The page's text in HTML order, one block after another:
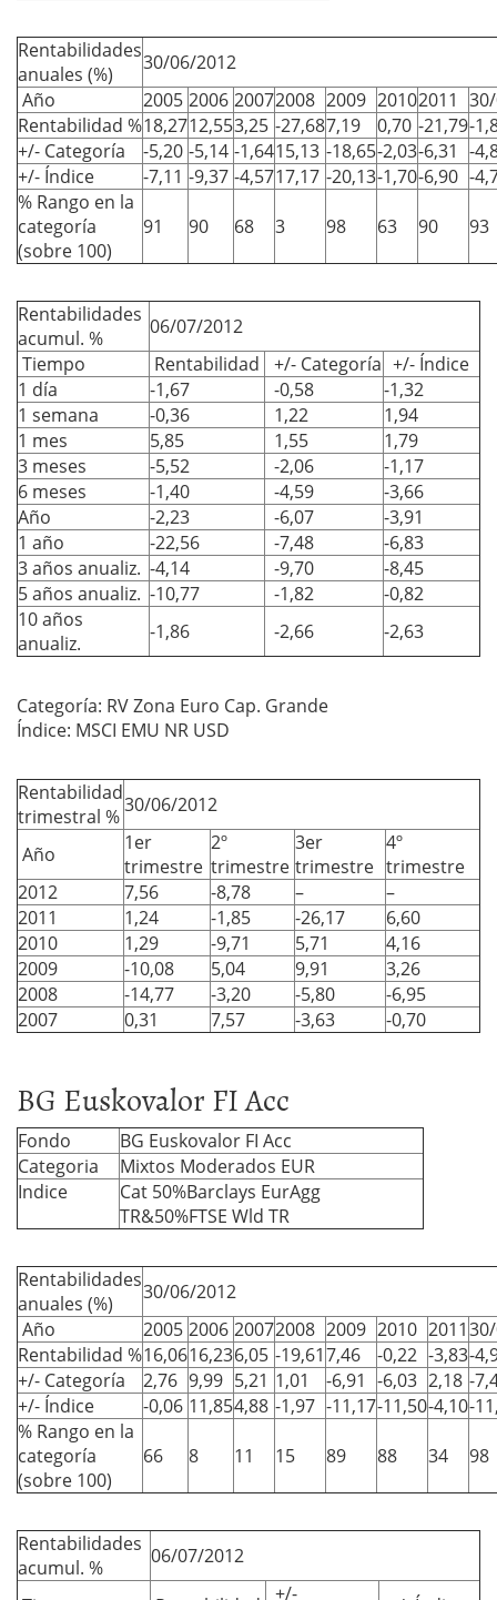
Rentabilidades
anuales (%)
30/06/2012
Año
2005 2006 20072008 2009 20102011
Rentabilidad %18,2712,553,25 -27,687,19 0,70 -21,79-
+/- Categoría
-5,20 -5,14 -1,6415,13 -18,65-2,03-6,31 -
+/- Índice
-7,11 -9,37 -4,5717,17 -20,13-1,70-6,90 -
% Rango en la
categoría
(sobre 100)
91 90 68 3 98 63 90 93
Rentabilidades
acumul. %
06/07/2012
Tiempo
Rentabilidad +/- Categoría +/- Índice
1 día
-1,67 -0,58
-1,32
1 semana
-0,36 1,22
1,94
1 mes
5,85 1,55
1,79
3 meses
-5,52 -2,06
-1,17
6 meses
-1,40 -4,59
-3,66
Año
-2,23 -6,07
-3,91
1 año
-22,56 -7,48
-6,83
3 años anualiz. -4,14 -9,70
-8,45
5 años anualiz. -10,77 -1,82
-0,82
10 años
anualiz.
-1,86 -2,66 -2,63
Categoría: RV Zona Euro Cap. Grande
Índice: MSCI EMU NR USD
Rentabilidad
trimestral %30/06/2012
Año
1er
trimestre
2º
trimestre
3er
trimestre
4º
trimestre
2012
7,56 -8,78 –
–
2011
1,24 -1,85 -26,17
6,60
2010
1,29 -9,71 5,71
4,16
2009
-10,08 5,04 9,91
3,26
2008
-14,77 -3,20 -5,80
-6,95
2007
0,31 7,57 -3,63 -0,70
BG Euskovalor FI Acc
Fondo
BG Euskovalor FI Acc
Categoria
Mixtos Moderados EUR
Indice
Cat 50%Barclays EurAgg
TR&50%FTSE Wld TR
Rentabilidades
anuales (%)
30/06/2012
Año
2005 2006 20072008 2009 2010 2011
Rentabilidad %16,0616,236,05 -19,617,46 -0,22 -3,83-
+/- Categoría
2,76 9,99 5,21 1,01 -6,91 -6,03 2,18 -
+/- Índice
-0,06 11,854,88 -1,97 -11,17-11,50-4,10-
% Rango en la
categoría
(sobre 100)
66 8 11 15 89 88 34 98
Rentabilidades
acumul. %
06/07/2012
+/-